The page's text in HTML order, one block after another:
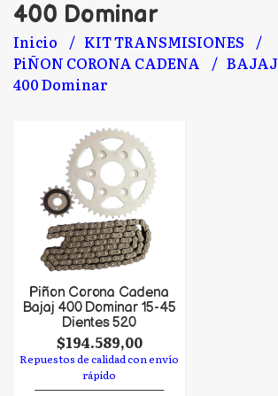
400 Dominar
Inicio
KIT TRANSMISIONES
PiÑON CORONA CADENA
BAJAJ
400 Dominar
Piñon Corona Cadena
Bajaj 400 Dominar 15-45
Dientes 520
$194.589,00
Repuestos de calidad con envío
rápido